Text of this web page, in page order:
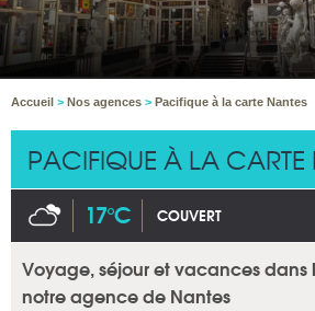
Accueil > Nos agences > Pacifique à la carte Nantes
PACIFIQUE À LA CARTE
17°C COUVERT
Voyage, séjour et vacances
notre agence de Nantes